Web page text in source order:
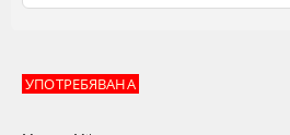
УПОТРЕБЯВАНА